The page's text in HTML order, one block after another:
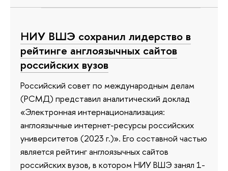
НИУ ВШЭ сохранил лидерство в
рейтинге англоязычных сайтов
российских вузов
Российский совет по международным делам
(РСМД) представил аналитический доклад
«Электронная интернационализация:
англоязычные интернет-ресурсы российских
университетов (2023 г.)». Его составной частью
является рейтинг англоязычных сайтов
российских вузов, в котором НИУ ВШЭ занял 1-